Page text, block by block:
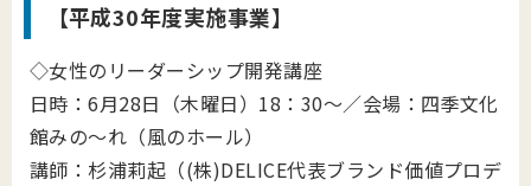
【平成30年度実施事業】
◇女性のリーダーシップ開発講座
日時：6月28日（木曜日）18：30～／会場：四季文化
館みの～れ（風のホール）
講師：杉浦莉起（(株)DELICE代表ブランド価値プロデ